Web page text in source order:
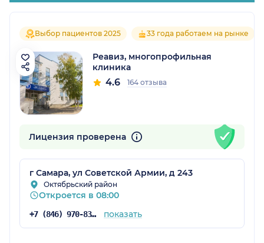
Выбор пациентов 2025 33 года работаем на рынке
Реавиз, многопрофильная
клиника
4.6 164 отзыва
Лицензия проверена
г Самара, ул Советской Армии, д 243
Октябрьский район
Откроется в 08:00
+7 (846) 970-83-16 показать